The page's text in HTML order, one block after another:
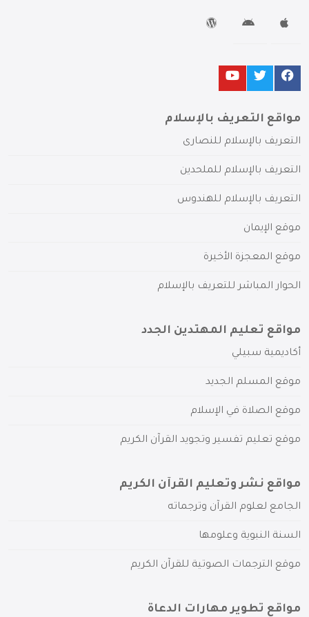
مواقع التعريف بالإسلام
التعريف بالإسلام للنصارى
التعريف بالإسلام للملحدين
التعريف بالإسلام للهندوس
موقع الإيمان
موقع المعجزة الأخيرة
الحوار المباشر للتعريف بالإسلام
مواقع تعليم المهتدين الجدد
أكاديمية سبيلي
موقع المسلم الجديد
موقع الصلاة في الإسلام
موقع تعليم تفسير وتجويد القرآن الكريم
مواقع نشر وتعليم القرآن الكريم
الجامع لعلوم القرآن وترجماته
السنة النبوية وعلومها
موقع الترجمات الصوتية للقرآن الكريم
مواقع تطوير مهارات الدعاة